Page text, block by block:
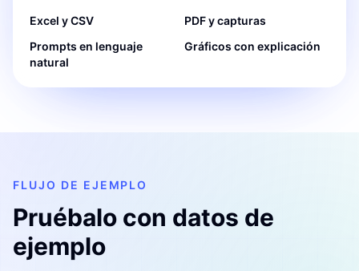
Excel y CSV
PDF y capturas
Prompts en lenguaje
natural
Gráficos con explicación
FLUJO DE EJEMPLO
Pruébalo con datos de
ejemplo